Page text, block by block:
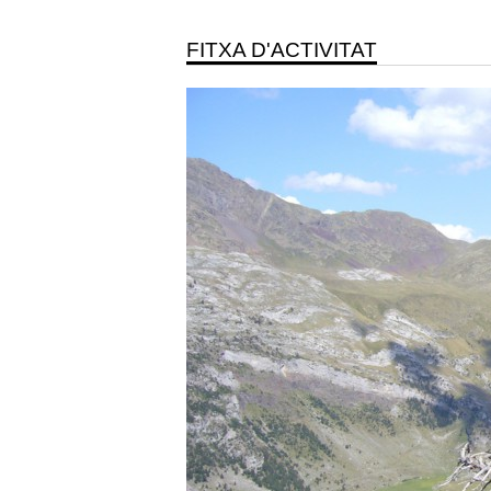
FITXA D'ACTIVITAT